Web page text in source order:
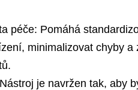
péče: Pomáhá
minimalizovat chyby a
je navržen tak, aby